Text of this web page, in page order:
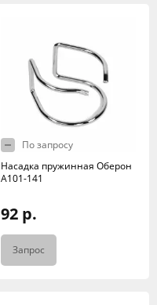
По запросу
Насадка пружинная Оберон
А101-141
92 р.
Запрос